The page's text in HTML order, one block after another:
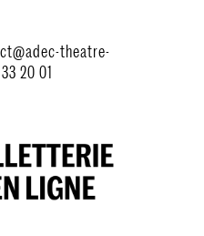
theatre-
20 01